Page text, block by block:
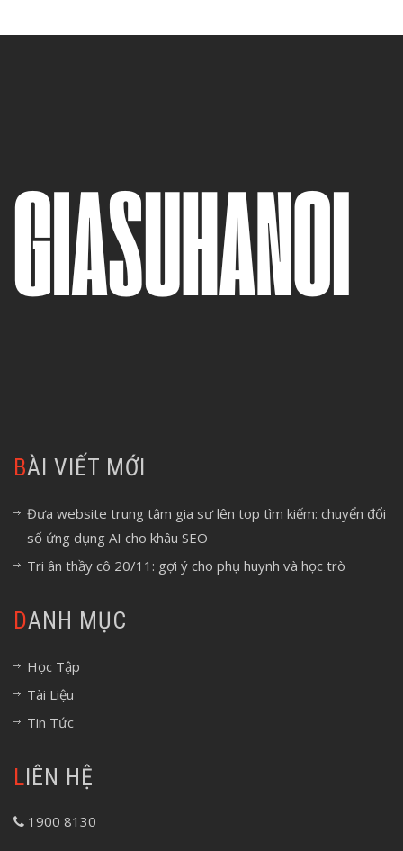
BÀI VIẾT MỚI
Đưa website trung tâm gia sư lên top tìm kiếm: chuyển đổi
số ứng dụng AI cho khâu SEO
Tri ân thầy cô 20/11: gợi ý cho phụ huynh và học trò
DANH MỤC
Học Tập
Tài Liệu
Tin Tức
LIÊN HỆ
1900 8130